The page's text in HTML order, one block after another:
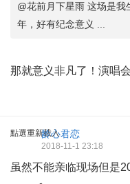
@花前月下星雨 这场是
年，好有纪念意义 ...
那就意义非凡了！演唱
點選重新載入龄心君恋
2018-11-1 23:18
虽然不能亲临现场但是